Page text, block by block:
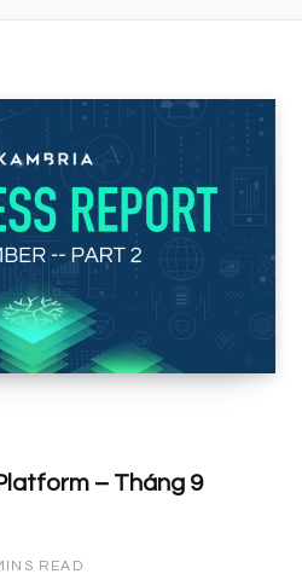
– Tháng 9
READ